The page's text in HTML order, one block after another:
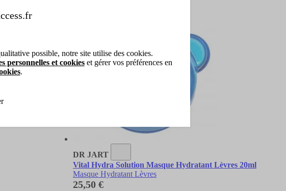
DR JART
Vital Hydra Solution Masque Hydratant Lèvres 20ml
Masque Hydratant Lèvres
25,50 €
possible, notre site utilise des cookies.
personnelles et cookieset gérer vos préférences en
.